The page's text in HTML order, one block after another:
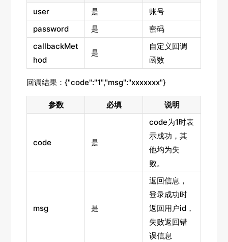
user
是
账号
password
是
密码
callbackMet
hod
是
自定义回调
函数
回调结果：{"code":"1","msg":"xxxxxxx"}
参数 必填 说明
code 是
code为1时表
示成功，其
他均为失
败。
msg 是
返回信息，
登录成功时
返回用户id，
失败返回错
误信息